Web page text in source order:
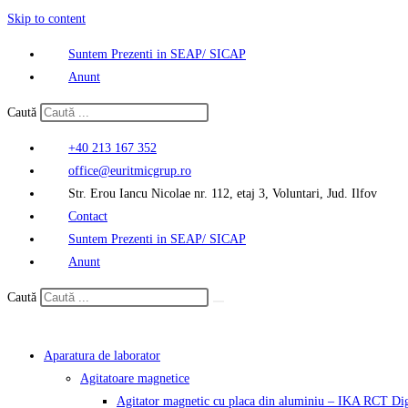
Skip to content
Suntem Prezenti in SEAP/ SICAP
Anunt
Caută
+40 213 167 352
office@euritmicgrup.ro
Str. Erou Iancu Nicolae nr. 112, etaj 3, Voluntari, Jud. Ilfov
Contact
Suntem Prezenti in SEAP/ SICAP
Anunt
Caută
Aparatura de laborator
Agitatoare magnetice
Agitator magnetic cu placa din aluminiu – IKA RCT